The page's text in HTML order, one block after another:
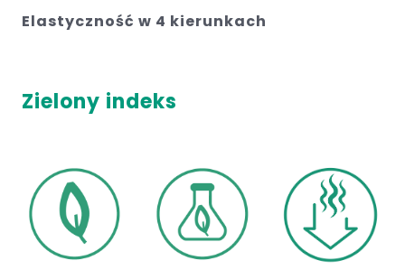
Elastyczność w 4 kierunkach
Zielony indeks